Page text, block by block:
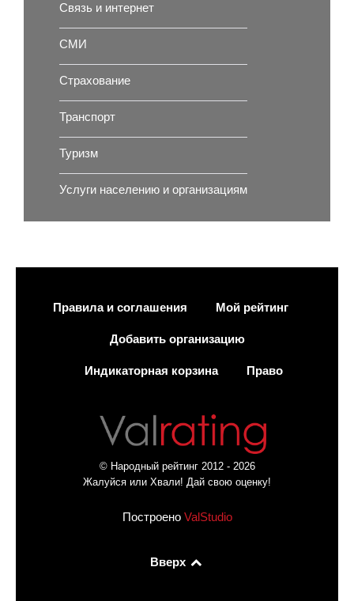
Связь и интернет
СМИ
Страхование
Транспорт
Туризм
Услуги населению и организациям
Правила и соглашения Мой рейтинг
Добавить организацию
Индикаторная корзина Право
© Народный рейтинг 2012 - 2026
Жалуйся или Хвали! Дай свою оценку!
Построено ValStudio
Вверх